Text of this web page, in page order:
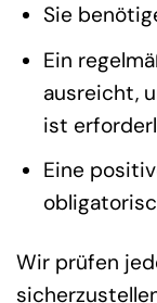
Sie
Ein
ausreicht,
ist
Eine
Wir prüfen